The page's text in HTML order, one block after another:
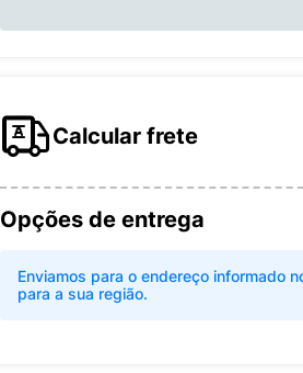
Calcular frete
Opções de entrega
Enviamos para o endereço informado
para a sua região.